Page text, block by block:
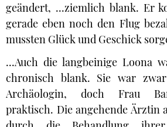
geändert, ...ziemlich blank. Er
gerade eben noch den Flug
mussten Glück und Geschick
...Auch die langbeinige Loona
chronisch blank. Sie war
Archäologin, doch Frau
praktisch. Die angehende Ärztin